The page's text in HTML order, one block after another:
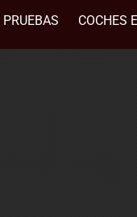
PRUEBAS COCHES